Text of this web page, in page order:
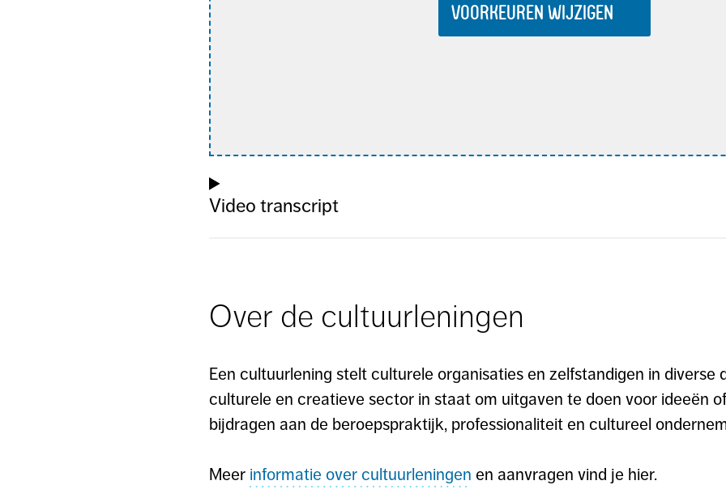
VOORKEUREN WIJZIGEN
Video transcript
Over de cultuurleningen
Een cultuurlening stelt culturele organisaties en zelfstandigen in diverse
culturele en creatieve sector in staat om uitgaven te doen voor ideeën
bijdragen aan de beroepspraktijk, professionaliteit en cultureel
Meer informatie over cultuurleningen en aanvragen vind je hier.